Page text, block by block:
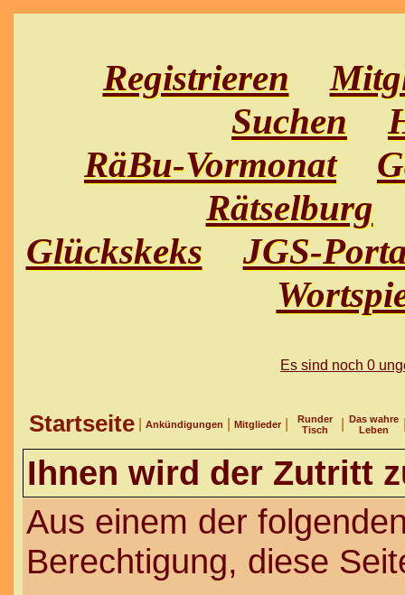
Registrieren
Suchen
RäBu-Vormonat
Rätselburg
Glückskeks
JGS-
Es sind noch 0
Startseite Ankündigungen Mitglieder
Runder
Tisch
Das wahre
Leben
Ihnen wird der Zutritt
Aus einem der
Berechtigung, diese